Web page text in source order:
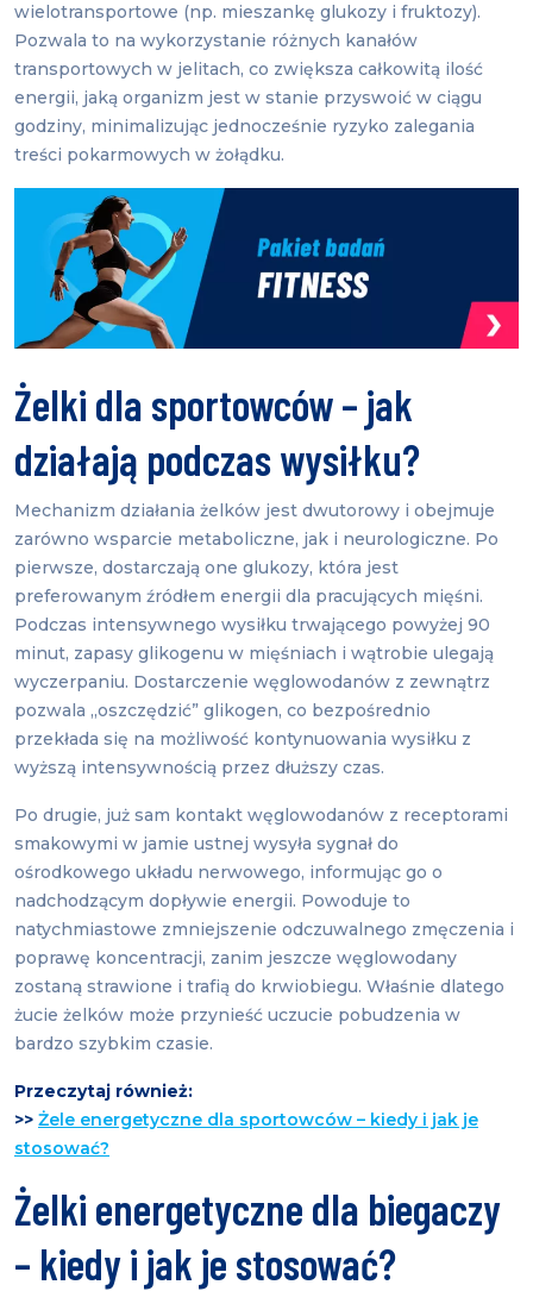
wielotransportowe (np. mieszankę glukozy i fruktozy).
Pozwala to na wykorzystanie różnych kanałów
transportowych w jelitach, co zwiększa całkowitą ilość
energii, jaką organizm jest w stanie przyswoić w ciągu
godziny, minimalizując jednocześnie ryzyko zalegania
treści pokarmowych w żołądku.
Żelki dla sportowców – jak
działają podczas wysiłku?
Mechanizm działania żelków jest dwutorowy i obejmuje
zarówno wsparcie metaboliczne, jak i neurologiczne. Po
pierwsze, dostarczają one glukozy, która jest
preferowanym źródłem energii dla pracujących mięśni.
Podczas intensywnego wysiłku trwającego powyżej 90
minut, zapasy glikogenu w mięśniach i wątrobie ulegają
wyczerpaniu. Dostarczenie węglowodanów z zewnątrz
pozwala „oszczędzić” glikogen, co bezpośrednio
przekłada się na możliwość kontynuowania wysiłku z
wyższą intensywnością przez dłuższy czas.
Po drugie, już sam kontakt węglowodanów z receptorami
smakowymi w jamie ustnej wysyła sygnał do
ośrodkowego układu nerwowego, informując go o
nadchodzącym dopływie energii. Powoduje to
natychmiastowe zmniejszenie odczuwalnego zmęczenia i
poprawę koncentracji, zanim jeszcze węglowodany
zostaną strawione i trafią do krwiobiegu. Właśnie dlatego
żucie żelków może przynieść uczucie pobudzenia w
bardzo szybkim czasie.
Przeczytaj również:
>> Żele energetyczne dla sportowców – kiedy i jak je
stosować?
Żelki energetyczne dla biegaczy
– kiedy i jak je stosować?